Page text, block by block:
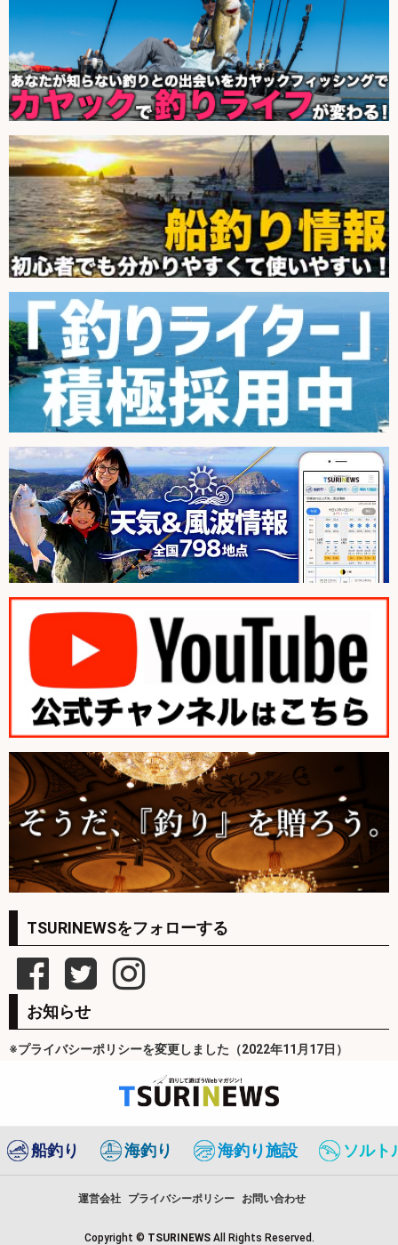
TSURINEWSをフォローする
お知らせ
※プライバシーポリシーを変更しました（2022年11月17日）
船釣り 海釣り 海釣り施設 ソルト
運営会社 プライバシーポリシー お問い合わせ
Copyright © TSURINEWS All Rights Reserved.